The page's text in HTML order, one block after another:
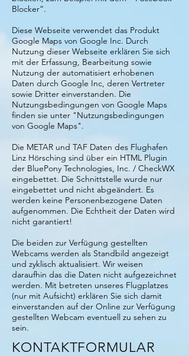
Blocker“.
Diese Webseite verwendet das Produkt
Google Maps von Google Inc. Durch
Nutzung dieser Webseite erklären Sie sich
mit der Erfassung, Bearbeitung sowie
Nutzung der automatisiert erhobenen
Daten durch Google Inc, deren Vertreter
sowie Dritter einverstanden. Die
Nutzungsbedingungen von Google Maps
finden sie unter "Nutzungsbedingungen
von Google Maps".
Die METAR und TAF Daten des Flughafen
Linz Hörsching sind über ein HTML Plugin
der BluePony Technologies, Inc. / CheckWX
eingebettet. Die Schnittstelle wurde nur
eingebettet und nicht abgeändert. Es
werden keine Personenbezogene Daten
aufgenommen. Die Echtheit der Daten wird
nicht garantiert!
Die beiden zur Verfügung gestellten
Webcams werden als Standbild angezeigt
und zyklisch aktualisiert. Wir weisen
daraufhin das die Daten nicht aufgezeichnet
werden. Mit betreten unseres Flugplatzes
(nur mit Aufsicht) erklären Sie sich damit
einverstanden auf der Online zur Verfügung
gestellten Webcam eventuell zu sehen zu
sein.
KONTAKTFORMULAR